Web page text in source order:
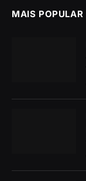
MAIS POPULAR